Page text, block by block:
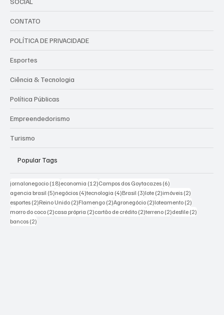
CONTATO
POLÍTICA DE PRIVACIDADE
Esportes
Ciência & Tecnologia
Política Públicas
Empreendedorismo
Turismo
Popular Tags
jornalonegocio (18)18 posts
economia (12)12 posts
Campos dos Goytacazes (6)
agencia brasil (5)5 posts
negócios (4)4 posts
tecnologia (4)4 posts
Brasil (3)3 posts
lote (2)2 posts
imóveis (2)
esportes (2)2 posts
Reino Unido (2)2 posts
Flamengo (2)2 posts
Agronegócio (2)2 posts
loteamento (2)
morro do coco (2)2 posts
casa própria (2)2 posts
cartão de crédito (2)2 posts
terreno (2)2 posts
desfile (2)
bancos (2)